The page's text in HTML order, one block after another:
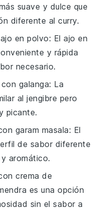
suave y dulce que
diferente al curry.
ajo en polvo: El ajo en
y rápida
necesario.
galanga: La
al jengibre pero
picante.
garam masala: El
de sabor diferente
aromático.
crema de
es una opción
sin el sabor a